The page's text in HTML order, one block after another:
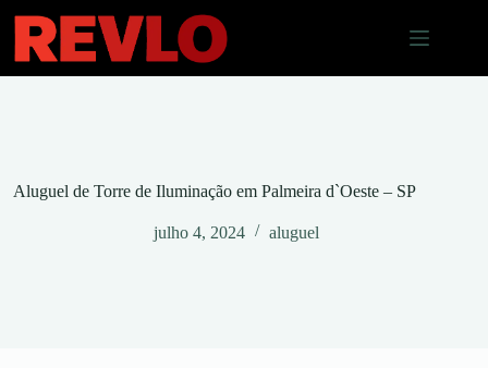
para
conteúdo
Aluguel de Torre de Iluminação em Palmeira d`Oeste – SP
julho 4, 2024 aluguel